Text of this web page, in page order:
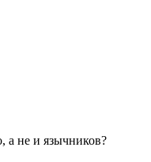
а не и язычников?